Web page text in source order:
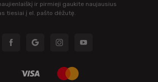
ir pirmieji gaukite naujausius
tiesiai į el. pašto dėžutę.